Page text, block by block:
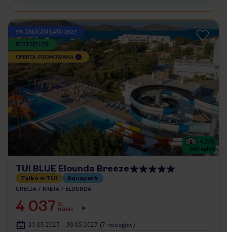
5% ZALICZKI LATO 2027
BESTSELLER
OFERTA PROMOWANA
4.2/5
600 opinii
TUI BLUE Elounda Breeze
Tylko w TUI Aquapark
GRECJA KRETA ELOUNDA
4 037 ZŁ
OSOBA
23.05.2027 - 30.05.2027 (7 noclegów)